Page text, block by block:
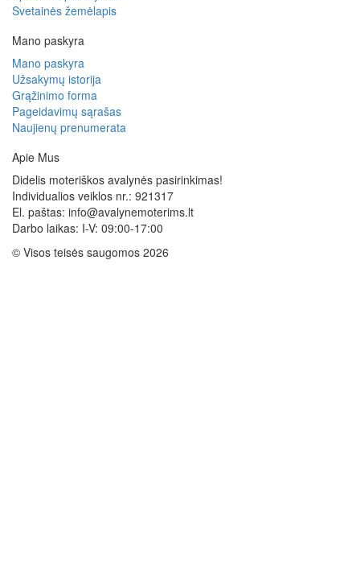
Svetainės žemėlapis
Mano paskyra
Mano paskyra
Užsakymų istorija
Grąžinimo forma
Pageidavimų sąrašas
Naujienų prenumerata
Apie Mus
Didelis moteriškos avalynės pasirinkimas!
Individualios veiklos nr.: 921317
El. paštas: info@avalynemoterims.lt
Darbo laikas: I-V: 09:00-17:00
© Visos teisės saugomos 2026